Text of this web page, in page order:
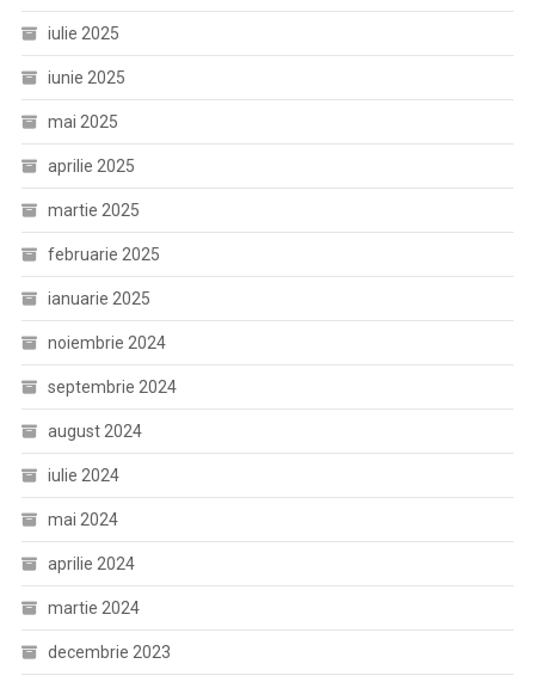
iulie 2025
iunie 2025
mai 2025
aprilie 2025
martie 2025
februarie 2025
ianuarie 2025
noiembrie 2024
septembrie 2024
august 2024
iulie 2024
mai 2024
aprilie 2024
martie 2024
decembrie 2023